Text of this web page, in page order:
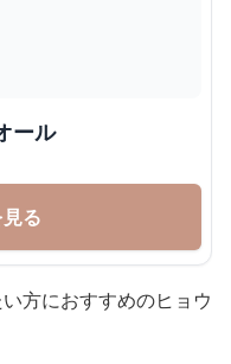
ール
る
方におすすめのヒョウ